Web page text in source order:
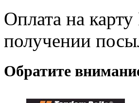
Оплата на
получении
Обратите